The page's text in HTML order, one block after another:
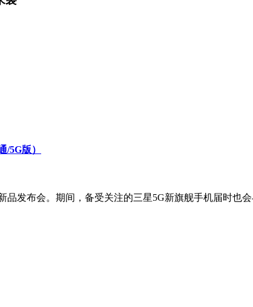
/5G版）
品发布会。期间，备受关注的三星5G新旗舰手机届时